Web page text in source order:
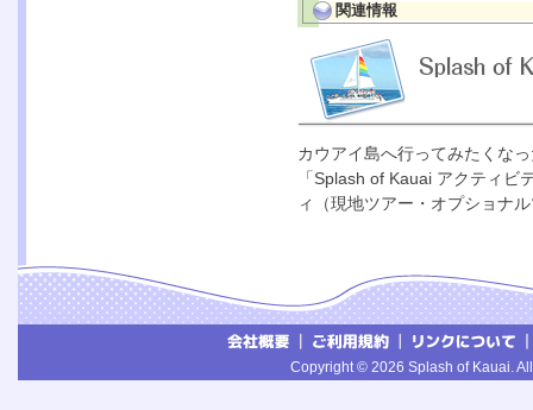
関連情報
カウアイ島へ行ってみたくな
「Splash of Kauai アクティ
ィ（現地ツアー・オプショナ
Copyright © 2026 Splash of Kauai.